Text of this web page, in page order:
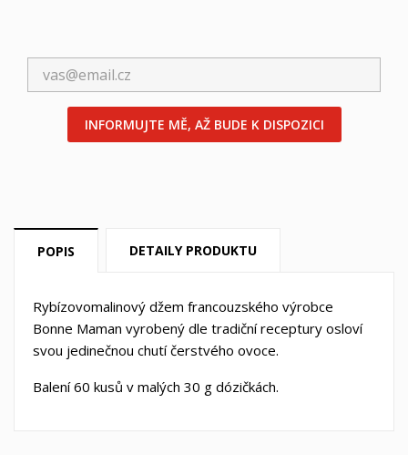
INFORMUJTE MĚ, AŽ BUDE K DISPOZICI
POPIS DETAILY PRODUKTU
Rybízovomalinový džem francouzského výrobce
Bonne Maman vyrobený dle tradiční receptury osloví
svou jedinečnou chutí čerstvého ovoce.
Balení 60 kusů v malých 30 g dózičkách.
add_circle_outline Vytvořit nový seznam
Zrušit Vytvořit seznam přání
Zrušit